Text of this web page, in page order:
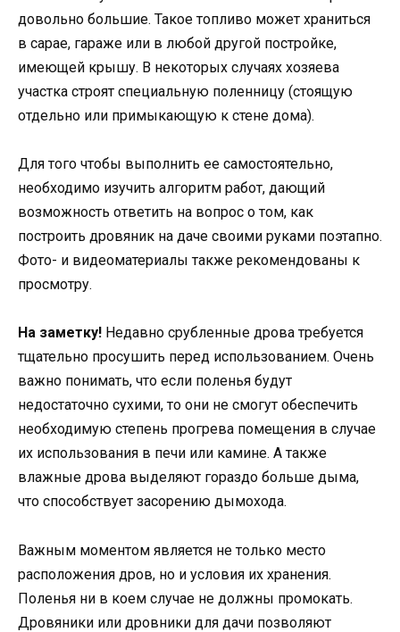
довольно большие. Такое топливо может храниться
в сарае, гараже или в любой другой постройке,
имеющей крышу. В некоторых случаях хозяева
участка строят специальную поленницу (стоящую
отдельно или примыкающую к стене дома).
Для того чтобы выполнить ее самостоятельно,
необходимо изучить алгоритм работ, дающий
возможность ответить на вопрос о том, как
построить дровяник на даче своими руками поэтапно.
Фото- и видеоматериалы также рекомендованы к
просмотру.
На заметку! Недавно срубленные дрова требуется
тщательно просушить перед использованием. Очень
важно понимать, что если поленья будут
недостаточно сухими, то они не смогут обеспечить
необходимую степень прогрева помещения в случае
их использования в печи или камине. А также
влажные дрова выделяют гораздо больше дыма,
что способствует засорению дымохода.
Важным моментом является не только место
расположения дров, но и условия их хранения.
Поленья ни в коем случае не должны промокать.
Дровяники или дровники для дачи позволяют